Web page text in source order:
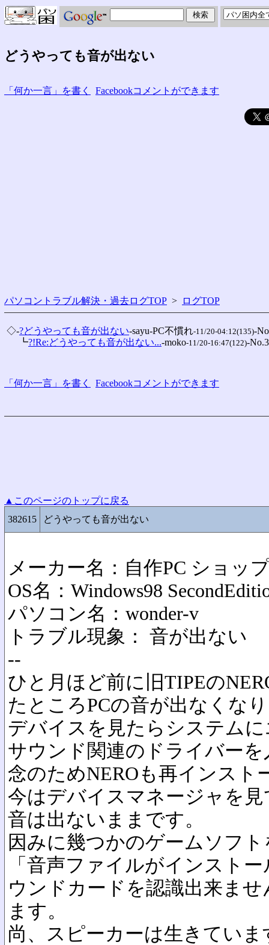
どうやっても音が出ない
「何か一言」を書く Facebookコメントができます
パソコントラブル解決・過去ログTOP > ログTOP
◇-?どうやっても音が出ない-sayu-PC不慣れ-11/20-04:12(135)-
┗?!Re:どうやっても音が出ない...-moko-11/20-16:47(122)-
「何か一言」を書く Facebookコメントができます
▲このページのトップに戻る
382615
どうやっても音が出ない
メーカー名：自作PC ショッ
OS名：Windows98
パソコン名：wonder-v
トラブル現象： 音が出ない
--
ひと月ほど前に旧TIPEの
たところPCの音が出なくな
デバイスを見たらシステム
サウンド関連のドライバー
念のためNEROも再インスト
今はデバイスマネージャを
音は出ないままです。
因みに幾つかのゲームソフ
「音声ファイルがインスト
ウンドカードを認識出来ま
ます。
尚、スピーカーは生きていま